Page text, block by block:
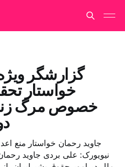
گزارشگر
خواستار
خصوص مرگ
جاوید رحمان خواستار منع
نیویورک: علی بردی جاوید